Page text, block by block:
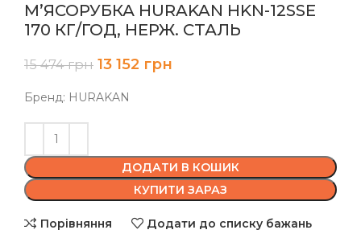
М’ЯСОРУБКА HURAKAN HKN-12SSE
170 КГ/ГОД, НЕРЖ. СТАЛЬ
15 474грн 13 152 грн
Бренд: HURAKAN
ДОДАТИ В КОШИК
КУПИТИ ЗАРАЗ
Порівняння Додати до списку бажань